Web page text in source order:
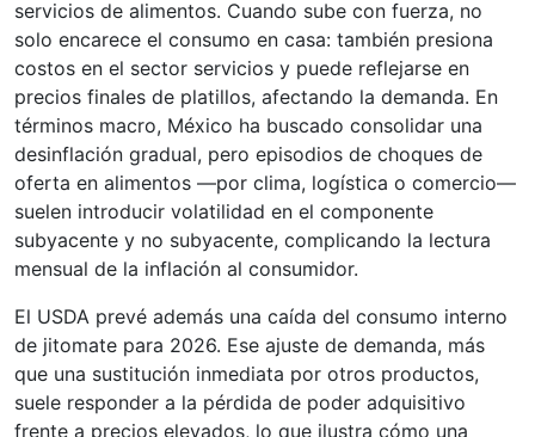
servicios de alimentos. Cuando sube con fuerza, no
solo encarece el consumo en casa: también presiona
costos en el sector servicios y puede reflejarse en
precios finales de platillos, afectando la demanda. En
términos macro, México ha buscado consolidar una
desinflación gradual, pero episodios de choques de
oferta en alimentos —por clima, logística o comercio—
suelen introducir volatilidad en el componente
subyacente y no subyacente, complicando la lectura
mensual de la inflación al consumidor.
El USDA prevé además una caída del consumo interno
de jitomate para 2026. Ese ajuste de demanda, más
que una sustitución inmediata por otros productos,
suele responder a la pérdida de poder adquisitivo
frente a precios elevados, lo que ilustra cómo una